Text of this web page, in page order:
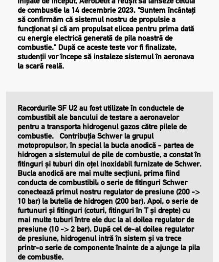
de combustie la 14 decembrie 2023. "Suntem încântați
să confirmăm că sistemul nostru de propulsie a
funcționat și că am propulsat elicea pentru prima dată
cu energie electrică generată de pila noastră de
combustie." După ce aceste teste vor fi finalizate,
studenții vor începe să instaleze sistemul în aeronava
la scară reală.
Racordurile SF U2 au fost utilizate în conductele de
combustibil ale bancului de testare a aeronavelor
pentru a transporta hidrogenul gazos către pilele de
combustie. Contribuția Schwer la grupul
motopropulsor, în special la bucla anodică - partea de
hidrogen a sistemului de pile de combustie, a constat în
fitinguri și tuburi din oțel inoxidabil furnizate de Schwer.
Bucla anodică are mai multe secțiuni, prima fiind
conducta de combustibil: o serie de fitinguri Schwer
conectează primul nostru regulator de presiune (200 ->
10 bar) la butelia de hidrogen (200 bar). Apoi, o serie de
furtunuri și fitinguri (coturi, fitinguri în T și drepte) cu
mai multe tuburi între ele duc la al doilea regulator de
presiune (10 -> 2 bar). După cel de-al doilea regulator
de presiune, hidrogenul intră în sistem și va trece
printr-o serie de componente înainte de a ajunge la pila
de combustie.